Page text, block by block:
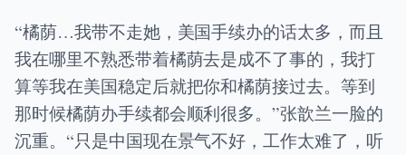
“橘荫…我带不走她，美国手续办的话太多，而且
我在哪里不熟悉带着橘荫去是成不了事的，我打
算等我在美国稳定后就把你和橘荫接过去。等到
那时候橘荫办手续都会顺利很多。”张歆兰一脸的
沉重。“只是中国现在景气不好，工作太难了，听